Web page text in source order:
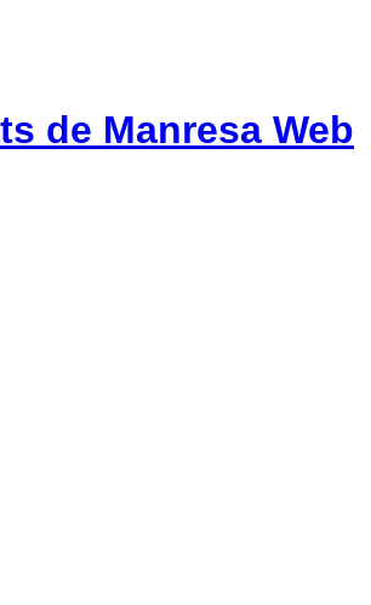
de Manresa Web